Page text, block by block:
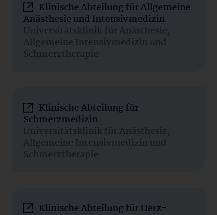
Klinische Abteilung für Allgemeine
Anästhesie und Intensivmedizin
Universitätsklinik für Anästhesie,
Allgemeine Intensivmedizin und
Schmerztherapie
Klinische Abteilung für
Schmerzmedizin
Universitätsklinik für Anästhesie,
Allgemeine Intensivmedizin und
Schmerztherapie
Klinische Abteilung für Herz-